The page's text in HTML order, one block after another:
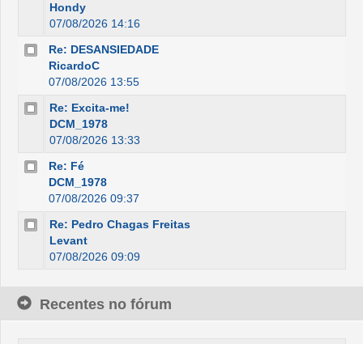
Hondy
07/08/2026 14:16
Re: DESANSIEDADE
RicardoC
07/08/2026 13:55
Re: Excita-me!
DCM_1978
07/08/2026 13:33
Re: Fé
DCM_1978
07/08/2026 09:37
Re: Pedro Chagas Freitas
Levant
07/08/2026 09:09
Recentes no fórum